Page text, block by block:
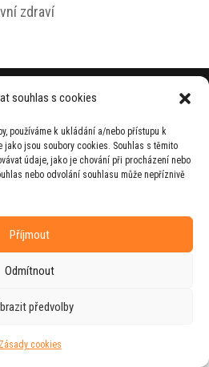
souhlas s cookies
používáme k ukládání a/nebo přístupu k
jsou soubory cookies. Souhlas s těmito
údaje, jako je chování při procházení nebo
nebo odvolání souhlasu může nepříznivě
Příjmout
Odmítnout
předvolby
Zásady cookies
zdraví
– Osobní stránky Jiřího
RUDIve spolupráci s
ZEST BRAND.